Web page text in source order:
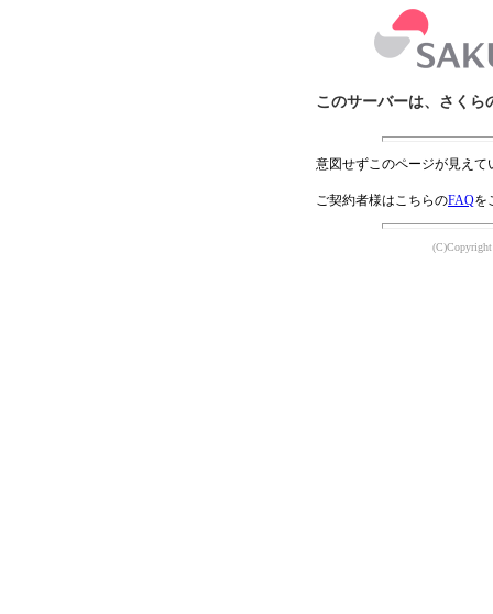
このサーバーは、さくら
意図せずこのページが見え
ご契約者様はこちらのFAQを